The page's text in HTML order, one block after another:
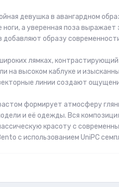
девушка в авангардном
а уверенная поза выражает
добавляют образу
лямках,
на высоком каблуке и
линии создают
формирует атмосферу
и её одежды. Вся
красоту с
с использованием UniPC